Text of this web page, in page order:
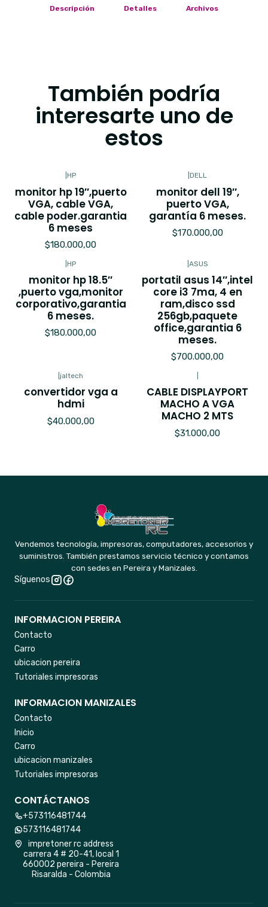
Descripción Detalles Archivos
También podría
interesarte uno de
estos
HP
monitor hp 19′′,puerto
VGA, cable VGA,
cable poder.garantia
6 meses
$180.000,00
DELL
monitor dell 19″,
puerto VGA,
garantía 6 meses.
$170.000,00
HP
monitor hp 18.5′′
,puerto vga,monitor
corporativo,garantia
6 meses.
$180.000,00
ASUS
portatil asus 14′′,intel
core i3 7ma, 4 en
ram,disco ssd
256gb,paquete
office,garantia 6
meses.
$700.000,00
jaltech
convertidor vga a
hdmi
$40.000,00
CABLE DISPLAYPORT
MACHO A VGA
MACHO 2 MTS
$31.000,00
Vendemos tecnología, impresoras, computadores, accesorios y
suministros. También prestamos servicio técnico y contamos
con sedes en Pereira y Manizales.
Síguenos
INFORMACION PEREIRA
Contacto
Carro
ubicacion pereira
Tutoriales impresoras
INFORMACION MANIZALES
Contacto
Inicio
Carro
ubicacion manizales
Tutoriales impresoras
CONTÁCTANOS
+573116481744
573116481744
impretoner rc address
carrera 4 # 20-41, local 1
660002 pereira - Pereira
Risaralda - Colombia